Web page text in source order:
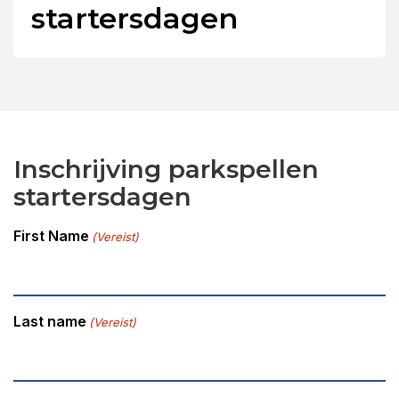
startersdagen
Inschrijving parkspellen
startersdagen
First Name (Vereist)
Last name (Vereist)